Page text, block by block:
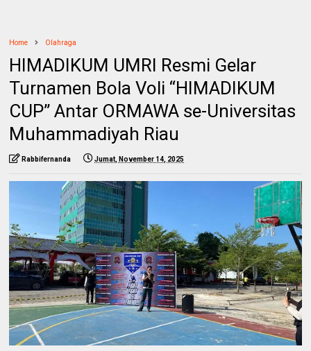
Home Olahraga
HIMADIKUM UMRI Resmi Gelar
Turnamen Bola Voli “HIMADIKUM
CUP” Antar ORMAWA se-Universitas
Muhammadiyah Riau
Rabbifernanda Jumat, November 14, 2025